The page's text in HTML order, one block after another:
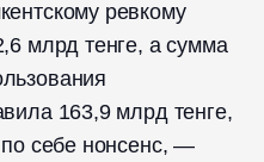
ревкому
млрд тенге, а сумма
163,9 млрд тенге,
себе нонсенс, —